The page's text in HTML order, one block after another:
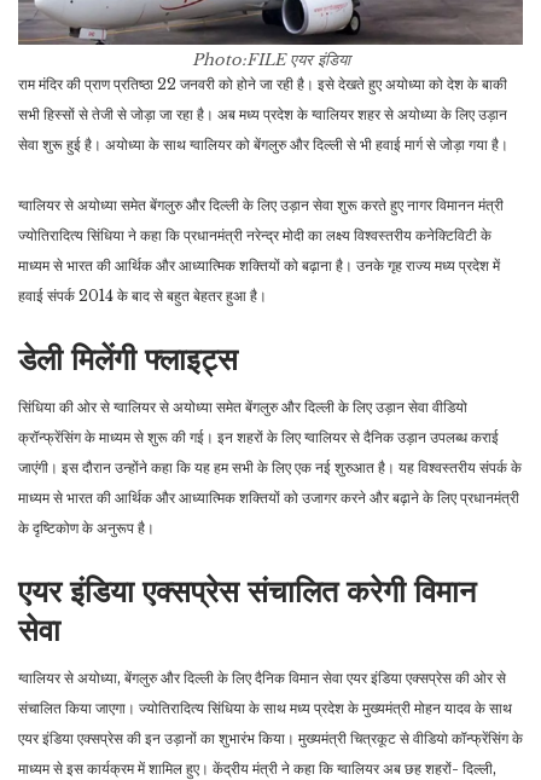
Photo:FILEएयर इंडिया
राम मंदिर की प्राण प्रतिष्ठा 22 जनवरी को होने जा रही है। इसे देखते हुए अयोध्या को देश के बाकी
सभी हिस्सों से तेजी से जोड़ा जा रहा है। अब मध्य प्रदेश के ग्वालियर शहर से अयोध्या के लिए उड़ान
सेवा शुरू हुई है। अयोध्या के साथ ग्वालियर को बेंगलुरु और दिल्ली से भी हवाई मार्ग से जोड़ा गया है।
ग्वालियर से अयोध्या समेत बेंगलुरु और दिल्ली के लिए उड़ान सेवा शुरू करते हुए नागर विमानन मंत्री
ज्योतिरादित्य सिंधिया ने कहा कि प्रधानमंत्री नरेन्द्र मोदी का लक्ष्य विश्वस्तरीय कनेक्टिविटी के
माध्यम से भारत की आर्थिक और आध्यात्मिक शक्तियों को बढ़ाना है। उनके गृह राज्य मध्य प्रदेश में
हवाई संपर्क 2014 के बाद से बहुत बेहतर हुआ है।
डेली मिलेंगी फ्लाइट्स
सिंधिया की ओर से ग्वालियर से अयोध्या समेत बेंगलुरु और दिल्ली के लिए उड़ान सेवा वीडियो
क्रॉन्फ्रेंसिंग के माध्यम से शुरू की गई। इन शहरों के लिए ग्वालियर से दैनिक उड़ान उपलब्ध कराई
जाएंगी। इस दौरान उन्होंने कहा कि यह हम सभी के लिए एक नई शुरुआत है। यह विश्वस्तरीय संपर्क के
माध्यम से भारत की आर्थिक और आध्यात्मिक शक्तियों को उजागर करने और बढ़ाने के लिए प्रधानमंत्री
के दृष्टिकोण के अनुरूप है।
एयर इंडिया एक्सप्रेस संचालित करेगी विमान
सेवा
ग्वालियर से अयोध्या, बेंगलुरु और दिल्ली के लिए दैनिक विमान सेवा एयर इंडिया एक्सप्रेस की ओर से
संचालित किया जाएगा। ज्योतिरादित्य सिंधिया के साथ मध्य प्रदेश के मुख्यमंत्री मोहन यादव के साथ
एयर इंडिया एक्सप्रेस की इन उड़ानों का शुभारंभ किया। मुख्यमंत्री चित्रकूट से वीडियो कॉन्फ्रेंसिंग के
माध्यम से इस कार्यक्रम में शामिल हुए। केंद्रीय मंत्री ने कहा कि ग्वालियर अब छह शहरों- दिल्ली,